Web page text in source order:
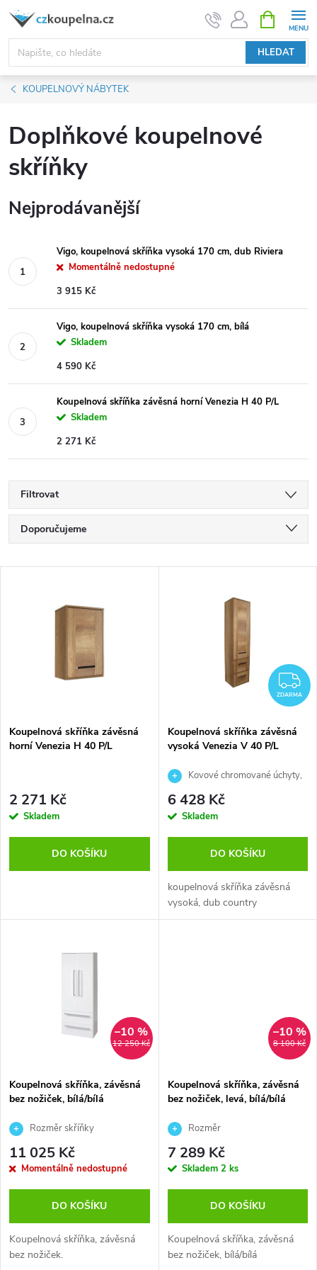
Přejít
obsah
HLEDAT
NÁKUPNÍ
KOŠÍK
KOUPELNOVÝ NÁBYTEK
Doplňkové koupelnové
skříňky
Nejprodávanější
Vigo, koupelnová skříňka vysoká 170 cm, dub Riviera
Momentálně nedostupné
3 915 Kč
Vigo, koupelnová skříňka vysoká 170 cm, bílá
Skladem
4 590 Kč
Koupelnová skříňka závěsná horní Venezia H 40 P/L
Skladem
2 271 Kč
Filtrovat
Ř
a
p
o
d
k
Doporučujeme
Nejprodávanější
s
p
r
o
d
Koupelnová skříňka závěsná
horní Venezia H 40 P/L
2 271 Kč
Skladem
DO KOŠÍKU
ZDARMA
Koupelnová skříňka závěsná
vysoká Venezia V 40 P/L
Kovové chromované úchyty,
skleněné poličky
6 428 Kč
Skladem
DO KOŠÍKU
koupelnová skříňka závěsná
vysoká, dub country
12 250 Kč
–10 %
Koupelnová skříňka, závěsná
bez nožiček, bílá/bílá
Rozměr skříňky
600x1630x330 mm
11 025 Kč
Momentálně nedostupné
DO KOŠÍKU
Koupelnová skříňka, závěsná
bez nožiček.
8 100 Kč
–10 %
Koupelnová skříňka, závěsná
bez nožiček, levá, bílá/bílá
Rozměr
skříňky325x1630x330 mm
7 289 Kč
Skladem 2 ks
DO KOŠÍKU
Koupelnová skříňka, závěsná
bez nožiček, bílá/bílá